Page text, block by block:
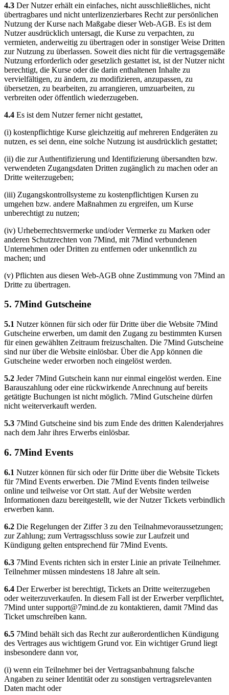
4.3 Der Nutzer erhält ein einfaches, nicht ausschließliches, nicht
übertragbares und nicht unterlizenzierbares Recht zur persönlichen
Nutzung der Kurse nach Maßgabe dieser Web-AGB. Es ist dem
Nutzer ausdrücklich untersagt, die Kurse zu verpachten, zu
vermieten, anderweitig zu übertragen oder in sonstiger Weise Dritten
zur Nutzung zu überlassen. Soweit dies nicht für die vertragsgemäße
Nutzung erforderlich oder gesetzlich gestattet ist, ist der Nutzer nicht
berechtigt, die Kurse oder die darin enthaltenen Inhalte zu
vervielfältigen, zu ändern, zu modifizieren, anzupassen, zu
übersetzen, zu bearbeiten, zu arrangieren, umzuarbeiten, zu
verbreiten oder öffentlich wiederzugeben.
4.4 Es ist dem Nutzer ferner nicht gestattet,
(i) kostenpflichtige Kurse gleichzeitig auf mehreren Endgeräten zu
nutzen, es sei denn, eine solche Nutzung ist ausdrücklich gestattet;
(ii) die zur Authentifizierung und Identifizierung übersandten bzw.
verwendeten Zugangsdaten Dritten zugänglich zu machen oder an
Dritte weiterzugeben;
(iii) Zugangskontrollsysteme zu kostenpflichtigen Kursen zu
umgehen bzw. andere Maßnahmen zu ergreifen, um Kurse
unberechtigt zu nutzen;
(iv) Urheberrechtsvermerke und/oder Vermerke zu Marken oder
anderen Schutzrechten von 7Mind, mit 7Mind verbundenen
Unternehmen oder Dritten zu entfernen oder unkenntlich zu
machen; und
(v) Pflichten aus diesen Web-AGB ohne Zustimmung von 7Mind an
Dritte zu übertragen.
5. 7Mind Gutscheine
5.1 Nutzer können für sich oder für Dritte über die Website 7Mind
Gutscheine erwerben, um damit den Zugang zu bestimmten Kursen
für einen gewählten Zeitraum freizuschalten. Die 7Mind Gutscheine
sind nur über die Website einlösbar. Über die App können die
Gutscheine weder erworben noch eingelöst werden.
5.2 Jeder 7Mind Gutschein kann nur einmal eingelöst werden. Eine
Barauszahlung oder eine rückwirkende Anrechnung auf bereits
getätigte Buchungen ist nicht möglich. 7Mind Gutscheine dürfen
nicht weiterverkauft werden.
5.3 7Mind Gutscheine sind bis zum Ende des dritten Kalenderjahres
nach dem Jahr ihres Erwerbs einlösbar.
6. 7Mind Events
6.1 Nutzer können für sich oder für Dritte über die Website Tickets
für 7Mind Events erwerben. Die 7Mind Events finden teilweise
online und teilweise vor Ort statt. Auf der Website werden
Informationen dazu bereitgestellt, wie der Nutzer Tickets verbindlich
erwerben kann.
6.2 Die Regelungen der Ziffer 3 zu den Teilnahmevoraussetzungen;
zur Zahlung; zum Vertragsschluss sowie zur Laufzeit und
Kündigung gelten entsprechend für 7Mind Events.
6.3 7Mind Events richten sich in erster Linie an private Teilnehmer.
Teilnehmer müssen mindestens 18 Jahre alt sein.
6.4 Der Erwerber ist berechtigt, Tickets an Dritte weiterzugeben
oder weiterzuverkaufen. In diesem Fall ist der Erwerber verpflichtet,
7Mind untersupport@7mind.de zu kontaktieren, damit 7Mind das
Ticket umschreiben kann.
6.5 7Mind behält sich das Recht zur außerordentlichen Kündigung
des Vertrages aus wichtigem Grund vor. Ein wichtiger Grund liegt
insbesondere dann vor,
(i) wenn ein Teilnehmer bei der Vertragsanbahnung falsche
Angaben zu seiner Identität oder zu sonstigen vertragsrelevanten
Daten macht oder